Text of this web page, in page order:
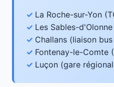
La Roche-sur-Yon
Les Sables-
Challans (liaison bus
Fontenay-le-Comte
Luçon (gare